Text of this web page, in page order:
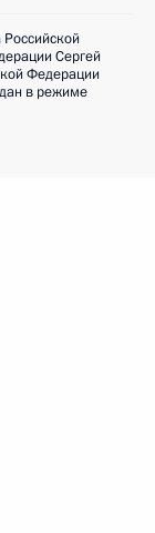
Сергей
Федерации
в режиме